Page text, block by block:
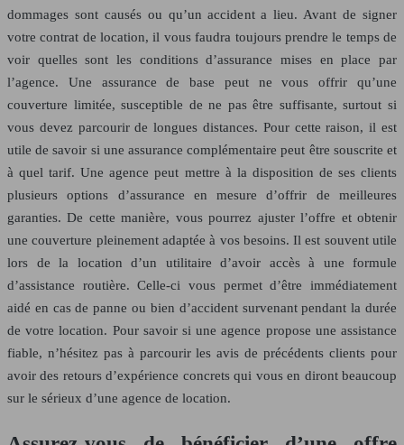
dommages sont causés ou qu’un accident a lieu. Avant de signer
votre contrat de location, il vous faudra toujours prendre le temps de
voir quelles sont les conditions d’assurance mises en place par
l’agence. Une assurance de base peut ne vous offrir qu’une
couverture limitée, susceptible de ne pas être suffisante, surtout si
vous devez parcourir de longues distances. Pour cette raison, il est
utile de savoir si une assurance complémentaire peut être souscrite et
à quel tarif. Une agence peut mettre à la disposition de ses clients
plusieurs options d’assurance en mesure d’offrir de meilleures
garanties. De cette manière, vous pourrez ajuster l’offre et obtenir
une couverture pleinement adaptée à vos besoins. Il est souvent utile
lors de la location d’un utilitaire d’avoir accès à une formule
d’assistance routière. Celle-ci vous permet d’être immédiatement
aidé en cas de panne ou bien d’accident survenant pendant la durée
de votre location. Pour savoir si une agence propose une assistance
fiable, n’hésitez pas à parcourir les avis de précédents clients pour
avoir des retours d’expérience concrets qui vous en diront beaucoup
sur le sérieux d’une agence de location.